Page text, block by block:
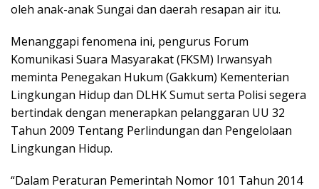
oleh anak-anak Sungai dan daerah resapan air itu.
Menanggapi fenomena ini, pengurus Forum
Komunikasi Suara Masyarakat (FKSM) Irwansyah
meminta Penegakan Hukum (Gakkum) Kementerian
Lingkungan Hidup dan DLHK Sumut serta Polisi segera
bertindak dengan menerapkan pelanggaran UU 32
Tahun 2009 Tentang Perlindungan dan Pengelolaan
Lingkungan Hidup.
“Dalam Peraturan Pemerintah Nomor 101 Tahun 2014